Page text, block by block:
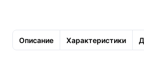
Описание Характеристики